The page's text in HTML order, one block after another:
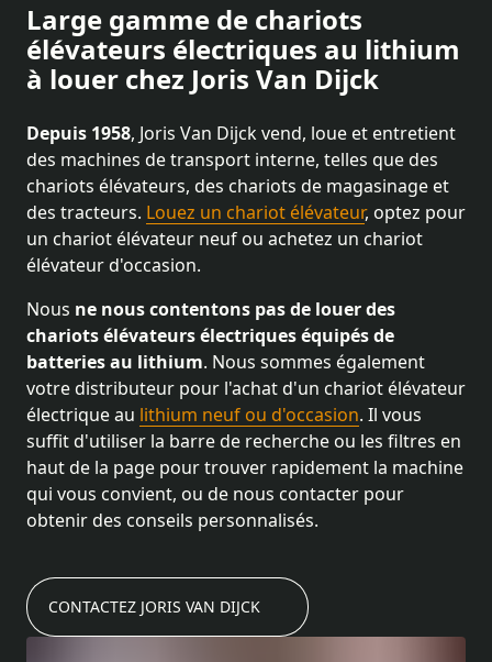
Large gamme de chariots
élévateurs électriques au lithium
à louer chez Joris Van Dijck
Depuis 1958, Joris Van Dijck vend, loue et entretient
des machines de transport interne, telles que des
chariots élévateurs, des chariots de magasinage et
des tracteurs. Louez un chariot élévateur, optez pour
un chariot élévateur neuf ou achetez un chariot
élévateur d'occasion.
Nous ne nous contentons pas de louer des
chariots élévateurs électriques équipés de
batteries au lithium. Nous sommes également
votre distributeur pour l'achat d'un chariot élévateur
électrique au lithium neuf ou d'occasion. Il vous
suffit d'utiliser la barre de recherche ou les filtres en
haut de la page pour trouver rapidement la machine
qui vous convient, ou de nous contacter pour
obtenir des conseils personnalisés.
CONTACTEZ JORIS VAN DIJCK